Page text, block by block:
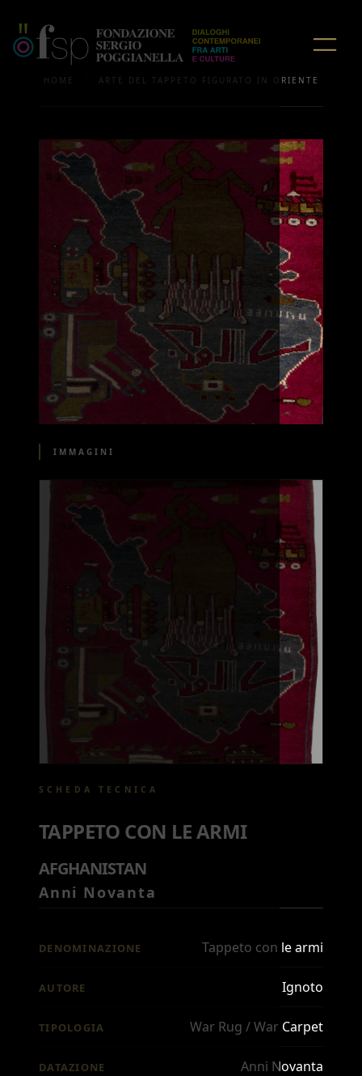
HOME ARTE DEL TAPPETO FIGURATO IN ORIENTE
IMMAGINI
SCHEDA TECNICA
TAPPETO CON LE ARMI
AFGHANISTAN
Anni Novanta
DENOMINAZIONE Tappeto con le armi
AUTORE Ignoto
TIPOLOGIA War Rug / War Carpet
DATAZIONE Anni Novanta